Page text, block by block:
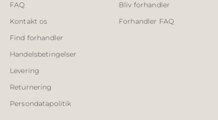
FAQ
Kontakt os
Find forhandler
Handelsbetingelser
Levering
Returnering
Persondatapolitik
Bliv forhandler
Forhandler FAQ